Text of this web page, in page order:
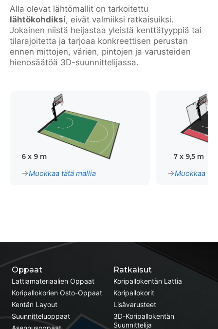
Alla olevat lähtömallit on tarkoitettu
lähtökohdiksi, eivät valmiiksi ratkaisuiksi.
Jokainen niistä heijastaa yleistä kenttätyyppiä tai
tilarajoitetta ja tarjoaa konkreettisen perustan
ennen mittojen, värien, pintojen ja varusteiden
hienosäätöä 3D-suunnittelijassa.
6 x 9 m
Muokkaa tätä mallia
7 x 9,5 m
Muokkaa
Ratkaisut
Koripallokentän Lattia
Koripallokorit
Lisävarusteet
3D-Koripallokentän
Suunnittelija
Oppaat
Lattiamateriaalien Oppaat
Koripallokorien Osto-Oppaat
Kentän Layout
Suunnitteluoppaat